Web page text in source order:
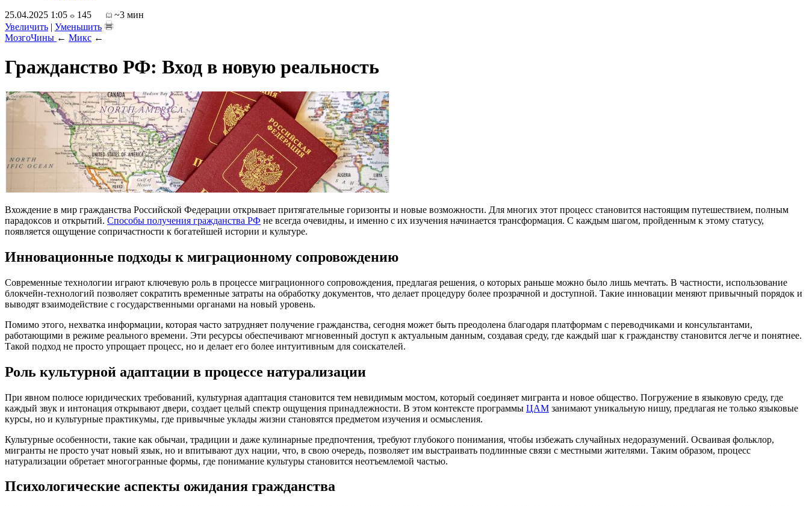
25.04.2025 1:05
145
~3 мин
Увеличить | Уменьшить
МозгоЧины ← Микс ←
Гражданство РФ: Вход в новую реальность
Вхождение в мир гражданства Российской Федерации открывает притягательные горизонты и новые возможности. Для многих этот процесс становится настоящим путешествием, полным
парадоксов и открытий. Способы получения гражданства РФ не всегда очевидны, и именно с их изучения начинается трансформация. С каждым шагом, пройденным к этому статусу,
появляется ощущение сопричастности к богатейшей истории и культуре.
Инновационные подходы к миграционному сопровождению
Современные технологии играют ключевую роль в процессе миграционного сопровождения, предлагая решения, о которых раньше можно было лишь мечтать. В частности, использование
блокчейн-технологий позволяет сократить временные затраты на обработку документов, что делает процедуру более прозрачной и доступной. Такие инновации меняют привычный порядок и
выводят взаимодействие с государственными органами на новый уровень.
Помимо этого, нехватка информации, которая часто затрудняет получение гражданства, сегодня может быть преодолена благодаря платформам с переводчиками и консультантами,
работающими в режиме реального времени. Эти ресурсы обеспечивают мгновенный доступ к актуальным данным, создавая среду, где каждый шаг к гражданству становится легче и понятнее.
Такой подход не просто упрощает процесс, но и делает его более интуитивным для соискателей.
Роль культурной адаптации в процессе натурализации
При явном полюсе юридических требований, культурная адаптация становится тем невидимым мостом, который соединяет мигранта и новое общество. Погружение в языковую среду, где
каждый звук и интонация открывают двери, создает целый спектр ощущения принадлежности. В этом контексте программы ЦАМ занимают уникальную нишу, предлагая не только языковые
курсы, но и культурные практикумы, где привычные уклады жизни становятся предметом изучения и осмысления.
Культурные особенности, такие как обычаи, традиции и даже кулинарные предпочтения, требуют глубокого понимания, чтобы избежать случайных недоразумений. Осваивая фольклор,
мигранты не просто учат новый язык, но и впитывают дух нации, что, в свою очередь, позволяет им выстраивать подлинные связи с местными жителями. Таким образом, процесс
натурализации обретает многогранные формы, где понимание культуры становится неотъемлемой частью.
Психологические аспекты ожидания гражданства